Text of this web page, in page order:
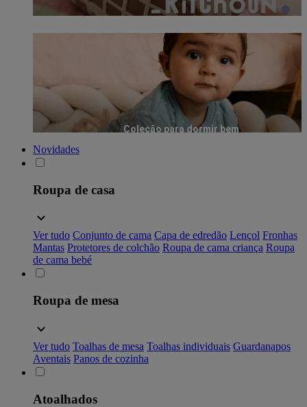
Coleção para dormir bem
Novidades
Roupa de casa
Ver tudo Conjunto de cama Capa de edredão Lençol Fronhas
Mantas Protetores de colchão Roupa de cama criança Roupa
de cama bebé
Roupa de mesa
Ver tudo Toalhas de mesa Toalhas individuais Guardanapos
Aventais Panos de cozinha
Atoalhados